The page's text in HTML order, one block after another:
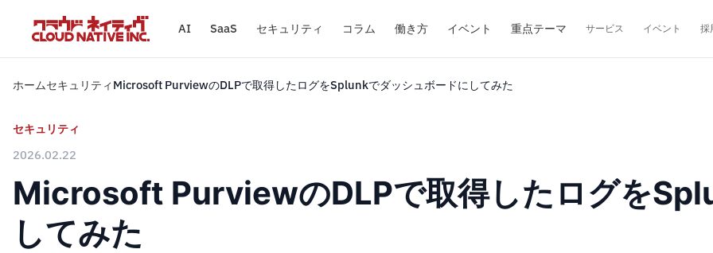
AI SaaS セキュリティ コラム 働き方 イベント 重点テーマ サービス イベント 採
ホームセキュリティMicrosoft PurviewのDLPで取得したログをSplunkでダッシュボードにしてみた
セキュリティ
2026.02.22
Microsoft PurviewのDLPで取得したログを
してみた